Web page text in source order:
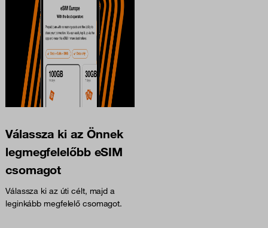
Válassza ki az Önnek
legmegfelelőbb eSIM
csomagot
Válassza ki az úti célt, majd a
leginkább megfelelő csomagot.